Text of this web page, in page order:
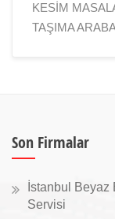
KESİM
TAŞIMA
Son Firmalar
İstanbul Beyaz
Servisi